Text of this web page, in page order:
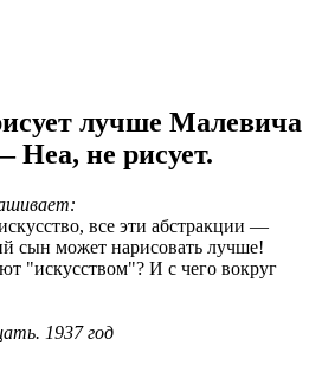
лучше Малевича
Неа, не рисует.
все эти абстракции —
сын может нарисовать лучше!
"искусством"? И с чего вокруг
1937 год